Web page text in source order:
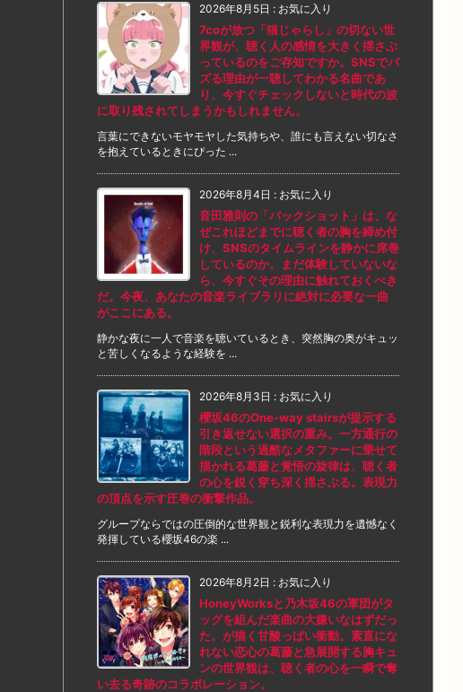
2026年8月5日 : お気に入り
7coが放つ「猫じゃらし」の切ない世
界観が、聴く人の感情を大きく揺さぶ
っているのをご存知ですか。SNSでバ
ズる理由が一聴してわかる名曲であ
り、今すぐチェックしないと時代の波
に取り残されてしまうかもしれません。
言葉にできないモヤモヤした気持ちや、誰にも言えない切なさ
を抱えているときにぴった ...
2026年8月4日 : お気に入り
音田雅則の「バックショット」は、な
ぜこれほどまでに聴く者の胸を締め付
け、SNSのタイムラインを静かに席巻
しているのか。まだ体験していないな
ら、今すぐその理由に触れておくべき
だ。今夜、あなたの音楽ライブラリに絶対に必要な一曲
がここにある。
静かな夜に一人で音楽を聴いているとき、突然胸の奥がキュッ
と苦しくなるような経験を ...
2026年8月3日 : お気に入り
櫻坂46のOne-way stairsが提示する
引き返せない選択の重み。一方通行の
階段という過酷なメタファーに乗せて
描かれる葛藤と覚悟の旋律は、聴く者
の心を鋭く穿ち深く揺さぶる。表現力
の頂点を示す圧巻の衝撃作品。
グループならではの圧倒的な世界観と鋭利な表現力を遺憾なく
発揮している櫻坂46の楽 ...
2026年8月2日 : お気に入り
HoneyWorksと乃木坂46の軍団がタ
ッグを組んだ楽曲の大嫌いなはずだっ
た。が描く甘酸っぱい衝動。素直にな
れない恋心の葛藤と急展開する胸キュ
ンの世界観は、聴く者の心を一瞬で奪
い去る奇跡のコラボレーション。